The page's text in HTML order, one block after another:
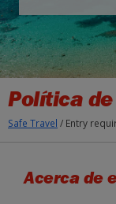
Política
Safe Travel / Entry
Acerca de